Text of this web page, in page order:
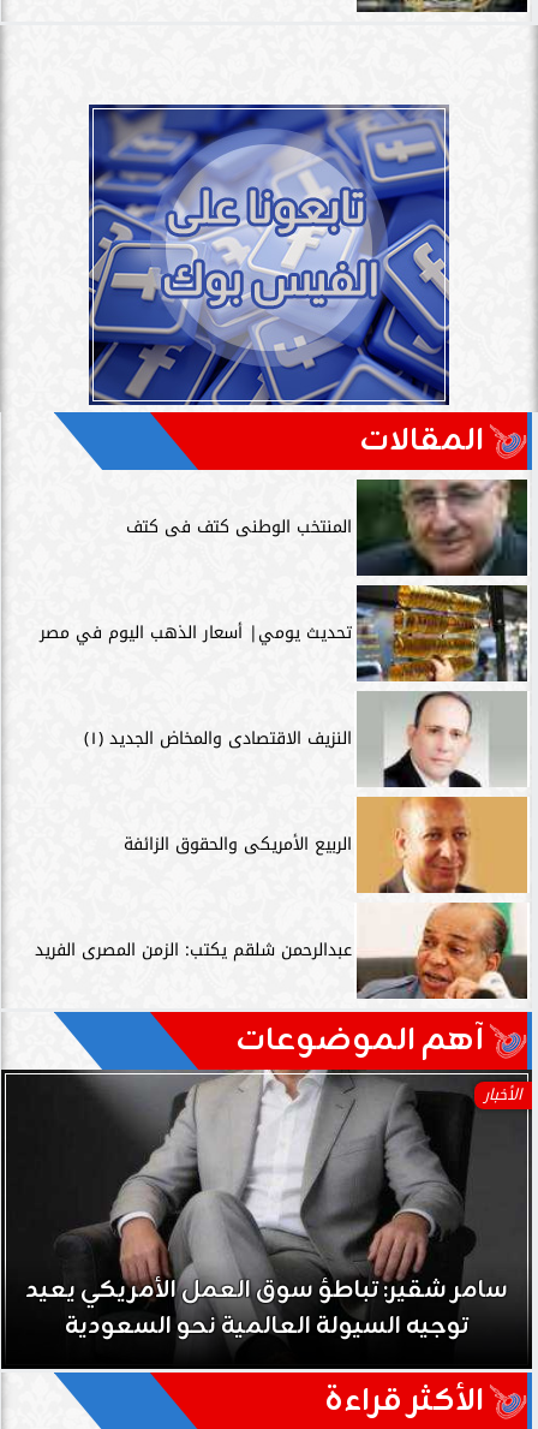
المقالات
المنتخب الوطنى كتف فى كتف
تحديث يومي| أسعار الذهب اليوم في مصر
النزيف الاقتصادى والمخاض الجديد (١)
الربيع الأمريكى والحقوق الزائفة
عبدالرحمن شلقم يكتب: الزمن المصرى الفريد
آهم الموضوعات
الأخبار
سامر شقير: تباطؤ سوق العمل الأمريكي يعيد
توجيه السيولة العالمية نحو السعودية
الأكثر قراءة